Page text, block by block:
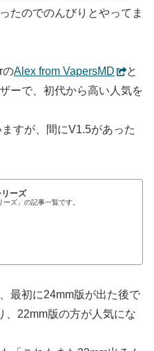
たのでのんびりとやってま
のAlex from VapersMD
と
ーで、初代から高い人気を
すが、間にV1.5があった
ーズ
ーズ」の記事一覧です。
最初に24mm版が出た後で
、22mm版の方が人気にな